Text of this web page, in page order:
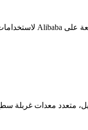
متعدد معدات غربلة